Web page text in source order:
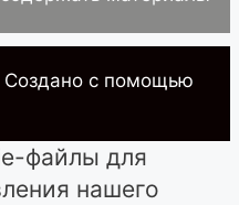
Создано с помощью
файлы для
нашего